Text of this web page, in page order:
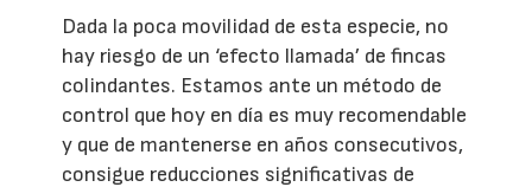
Dada la poca movilidad de esta especie, no
hay riesgo de un ‘efecto llamada’ de fincas
colindantes. Estamos ante un método de
control que hoy en día es muy recomendable
y que de mantenerse en años consecutivos,
consigue reducciones significativas de